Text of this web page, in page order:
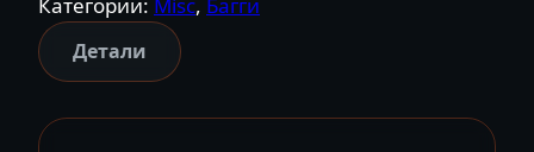
HISUN
SECTOR
750
Детали